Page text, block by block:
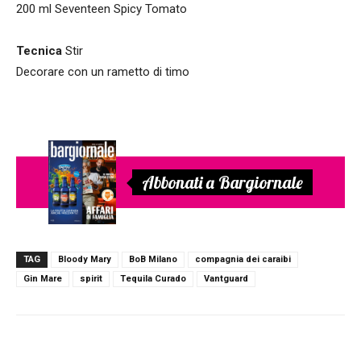
200 ml Seventeen Spicy Tomato
Tecnica Stir
Decorare con un rametto di timo
Abbonati a Bargiornale
TAG Bloody Mary BoB Milano
compagnia dei caraibi
Gin Mare
spirit Tequila Curado Vantguard